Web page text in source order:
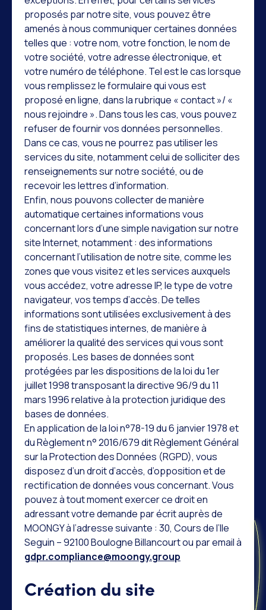
proposés par notre site, vous pouvez être
amenés à nous communiquer certaines données
telles que : votre nom, votre fonction, le nom de
votre société, votre adresse électronique, et
votre numéro de téléphone. Tel est le cas lorsque
vous remplissez le formulaire qui vous est
proposé en ligne, dans la rubrique « contact »/ «
nous rejoindre ». Dans tous les cas, vous pouvez
refuser de fournir vos données personnelles.
Dans ce cas, vous ne pourrez pas utiliser les
services du site, notamment celui de solliciter des
renseignements sur notre société, ou de
recevoir les lettres d’information.
Enfin, nous pouvons collecter de manière
automatique certaines informations vous
concernant lors d’une simple navigation sur notre
site Internet, notamment : des informations
concernant l’utilisation de notre site, comme les
zones que vous visitez et les services auxquels
vous accédez, votre adresse IP, le type de votre
navigateur, vos temps d’accès. De telles
informations sont utilisées exclusivement à des
fins de statistiques internes, de manière à
améliorer la qualité des services qui vous sont
proposés. Les bases de données sont
protégées par les dispositions de la loi du 1er
juillet 1998 transposant la directive 96/9 du 11
mars 1996 relative à la protection juridique des
bases de données.
En application de la loi n°78-19 du 6 janvier 1978 et
du Règlement n° 2016/679 dit Règlement Général
sur la Protection des Données (RGPD), vous
disposez d’un droit d’accès, d’opposition et de
rectification de données vous concernant. Vous
pouvez à tout moment exercer ce droit en
adressant votre demande par écrit auprès de
MOONGY à l’adresse suivante : 30, Cours de l’Ile
Seguin – 92100 Boulogne Billancourt ou par email à
gdpr.compliance@moongy.group
Création du site